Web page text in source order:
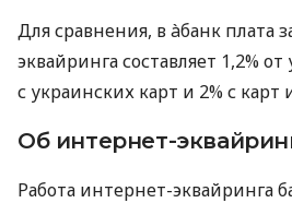
Для сравнения, в àбанк плата
эквайринга составляет 1,2%
с украинских карт и 2% с
Об интернет-
Работа интернет-эквайринга